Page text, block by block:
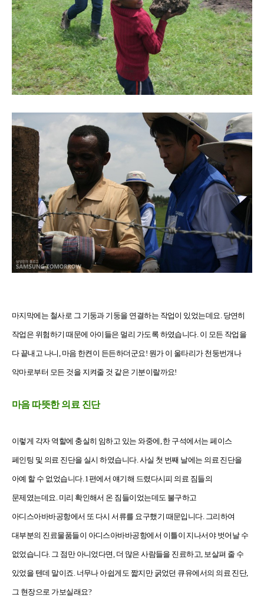
마지막에는 철사로 그 기둥과 기둥을 연결하는 작업이 있었는데요. 당연히
작업은 위험하기 때문에 아이들은 멀리 가도록 하였습니다. 이 모든 작업을
다 끝내고 나니, 마음 한켠이 든든하더군요! 뭔가 이 울타리가 천둥번개나
악마로부터 모든 것을 지켜줄 것 같은 기분이랄까요!
마음 따뜻한 의료 진단
이렇게 각자 역할에 충실히 임하고 있는 와중에, 한 구석에서는 페이스
페인팅 및 의료 진단을 실시 하였습니다. 사실 첫 번째 날에는 의료 진단을
아예 할 수 없었습니다. 1편에서 얘기해 드렸다시피 의료 짐들의
문제였는데요. 미리 확인해서 온 짐들이었는데도 불구하고
아디스아바바공항에서 또 다시 서류를 요구했기 때문입니다. 그리하여
대부분의 진료물품들이 아디스아바바공항에서 이틀이 지나서야 벗어날 수
없었습니다. 그 점만 아니었다면, 더 많은 사람들을 진료하고, 보살펴 줄 수
있었을 텐데 말이죠. 너무나 아쉽게도 짧지만 굵었던 큐유에서의 의료 진단,
그 현장으로 가보실래요?